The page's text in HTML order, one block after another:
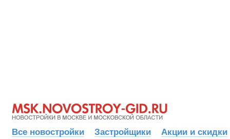
Все новостройки Застройщики Акции и скидки